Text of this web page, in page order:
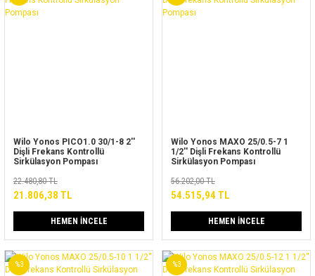
Wilo Yonos PICO1.0 30/1-8 2''
Dişli Frekans Kontrollü
Sirkülasyon Pompası
22.480,80 TL
21.806,38 TL
HEMEN İNCELE
Wilo Yonos MAXO 25/0.5-7 1
1/2'' Dişli Frekans Kontrollü
Sirkülasyon Pompası
56.202,00 TL
54.515,94 TL
HEMEN İNCELE
%3 %3